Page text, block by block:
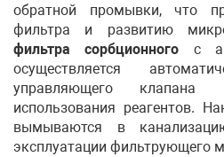
обратной промывки, что
фильтра и развитию
фильтра сорбционного с
осуществляется
управляющего клапана
использования реагентов.
вымываются в
эксплуатации фильтрующего